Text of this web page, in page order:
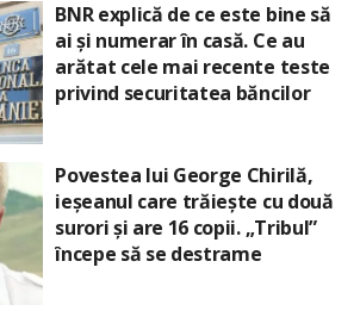
BNR explică de ce este bine să
ai și numerar în casă. Ce au
arătat cele mai recente teste
privind securitatea băncilor
Povestea lui George Chirilă,
ieșeanul care trăiește cu două
surori și are 16 copii. „Tribul”
începe să se destrame